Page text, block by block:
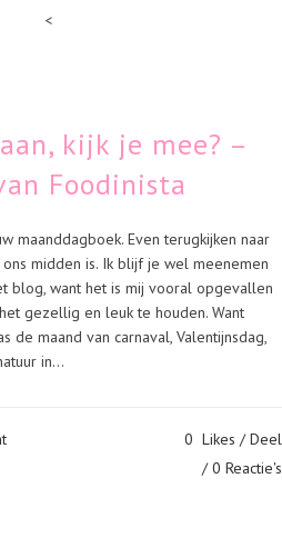
<
kijk je mee? –
Foodinista
maanddagboek. Even terugkijken naar
midden is. Ik blijf je wel meenemen
blog, want het is mij vooral opgevallen
gezellig en leuk te houden. Want
de maand van carnaval, Valentijnsdag,
in...
0 Likes
Deel
0 Reactie's